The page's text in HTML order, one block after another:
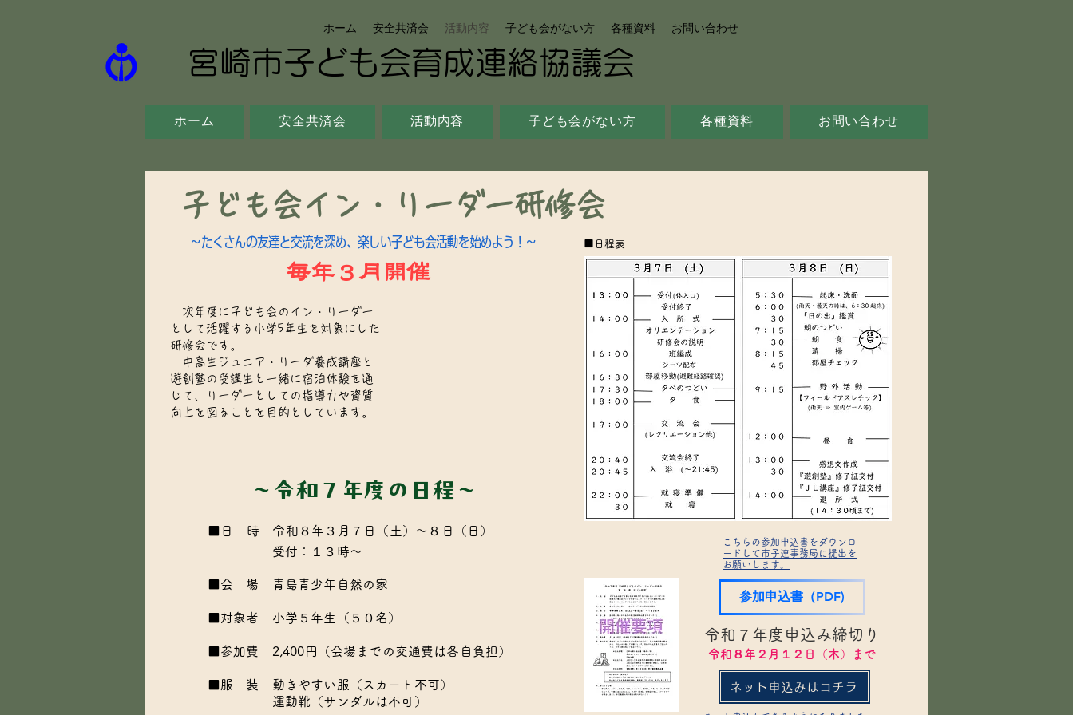
​宮崎市子ども会育成連絡協議会
ホーム 安全共済会 活動内容 子ども会がない方 各種資料 お問い合わせ
子ども会イン・リーダー研修会
～たくさんの友達と交流を深め、楽しい子ども会活動を始めよう！～ ■日程表
毎年３月開催
次年度に子ども会のイン・リーダー
として活躍する小学5年生を対象にした
研修会です。
中高生ジュニア・リーダ養成講座と
遊創塾の受講生と一緒に宿泊体験を通
じて、リーダーとしての指導力や資質
向上を図ることを目的としています。
～令和７年度の日程～
■日 時 令和８年３月７日（土）～８日（日）
受付：１３時～
■会 場 青島青少年自然の家
■対象者 小学５年生（５０名）
■参加費 2,400円（会場までの交通費は各自負担）
■服 装 動きやすい服（スカート不可）
運動靴（サンダルは不可）
こちらの参加申込書をダウンロ
ードして市子連事務局に提出を
お願いします。
参加申込書（PDF)
令和７年度申込み締切り
​令和８年２月１２日（木）まで
ネット申込みはコチラ
ホーム 安全共済会 活動内容 子ども会がない方 各種資料 お問い合わせ